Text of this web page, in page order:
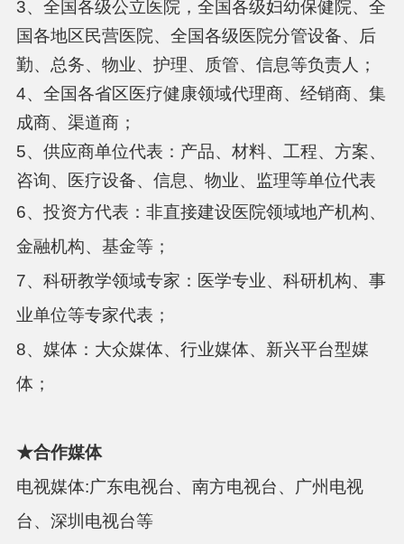
3、全国各级公立医院，全国各级妇幼保健院、全
国各地区民营医院、全国各级医院分管设备、后
勤、总务、物业、护理、质管、信息等负责人；
4、全国各省区医疗健康领域代理商、经销商、集
成商、渠道商；
5、供应商单位代表：产品、材料、工程、方案、
咨询、医疗设备、信息、物业、监理等单位代表
6、投资方代表：非直接建设医院领域地产机构、
金融机构、基金等；
7、科研教学领域专家：医学专业、科研机构、事
业单位等专家代表；
8、媒体：大众媒体、行业媒体、新兴平台型媒
体；
★合作媒体
电视媒体:广东电视台、南方电视台、广州电视
台、深圳电视台等